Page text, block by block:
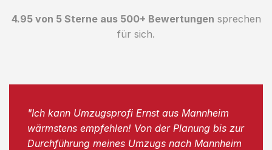
4.95 von 5 Sterne aus 500+ Bewertungen sprechen
für sich.
"Ich kann Umzugsprofi Ernst aus Mannheim
wärmstens empfehlen! Von der Planung bis zur
Durchführung meines Umzugs nach Mannheim